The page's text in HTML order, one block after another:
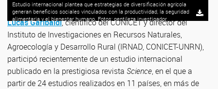
Estudio internacional plantea que estrategias de diversificación agrícola
generan beneficios sociales vinculados con la productividad, la seguridad
alimentaria y el bienestar humano. Fotos: gentileza investigador.
Lucas Garibaldi, científico del CONICET y director del
Instituto de Investigaciones en Recursos Naturales,
Agroecología y Desarrollo Rural (IRNAD, CONICET-UNRN),
participó recientemente de un estudio internacional
publicado en la prestigiosa revista Science, en el que a
partir de 24 estudios realizados en 11 países, en más de